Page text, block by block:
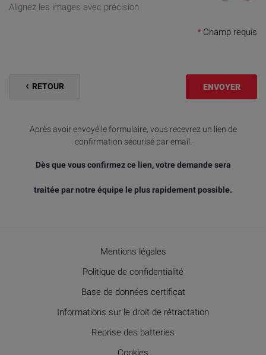
Alignez les images avec précision
*Champ requis
RETOUR ENVOYER
Après avoir envoyé le formulaire, vous recevrez un lien de
confirmation sécurisé par email.
Dès que vous confirmez ce lien, votre demande sera
traitée par notre équipe le plus rapidement possible.
Mentions légales
Politique de confidentialité
Base de données certificat
Informations sur le droit de rétractation
Reprise des batteries
Cookies